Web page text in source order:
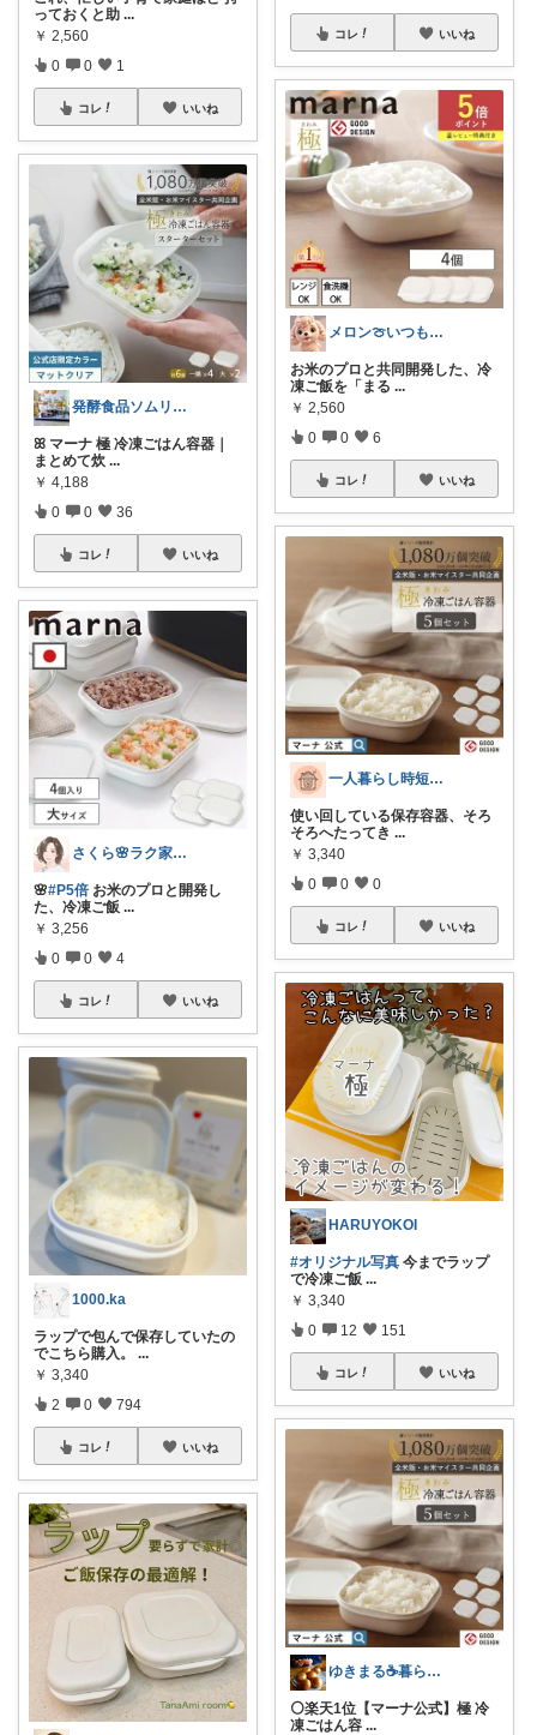
っておくと助 ...
￥ 2,560
0 0 1
コレ いいね
発酵食品ソムリエmana
ꕤ マーナ 極 冷凍ごはん容器｜
まとめて炊 ...
￥ 4,188
0 0 36
コレ いいね
さくら🌸ラク家事&便利な生活雑貨🏠️
🌸#P5倍 お米のプロと開発し
た、冷凍ご飯 ...
￥ 3,256
0 0 4
コレ いいね
1000.ka
ラップで包んで保存していたの
でこちら購入。
...
￥ 3,340
2 0 794
コレ いいね
コレ いいね
メロン🍈いつも感謝様✨️
お米のプロと共同開発した、冷
凍ご飯を「まる ...
￥ 2,560
0 0 6
コレ いいね
一人暮らし時短家電ROOM
使い回している保存容器、そろ
そろへたってき ...
￥ 3,340
0 0 0
コレ いいね
HARUYOKOI
#オリジナル写真 今までラップ
で冷凍ご飯 ...
￥ 3,340
0 12 151
コレ いいね
ゆきまる☕️暮らしを楽しむ
⚪️楽天1位【マーナ公式】極 冷
凍ごはん容 ...